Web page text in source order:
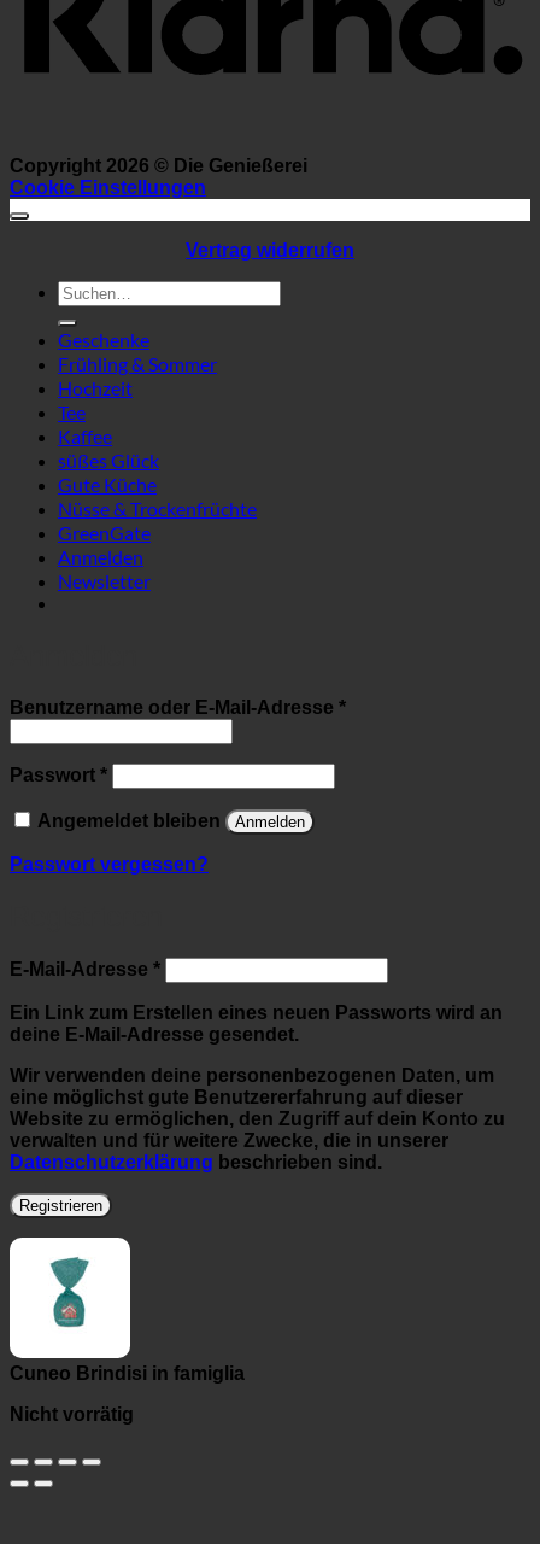
Copyright 2026 © Die Genießerei
Cookie Einstellungen
Vertrag widerrufen
Suchen
nach:
Geschenke
Frühling & Sommer
Hochzeit
Tee
Kaffee
süßes Glück
Gute Küche
Nüsse & Trockenfrüchte
GreenGate
Anmelden
Newsletter
Benutzername oder E-Mail-Adresse *Erforderlich
Passwort *Erforderlich
Angemeldet bleiben Anmelden
Passwort vergessen?
E-Mail-Adresse *Erforderlich
Ein Link zum Erstellen eines neuen Passworts wird an
deine E-Mail-Adresse gesendet.
Wir verwenden deine personenbezogenen Daten, um
eine möglichst gute Benutzererfahrung auf dieser
Website zu ermöglichen, den Zugriff auf dein Konto zu
verwalten und für weitere Zwecke, die in unserer
Datenschutzerklärung beschrieben sind.
Registrieren
Cuneo Brindisi in famiglia
Nicht vorrätig